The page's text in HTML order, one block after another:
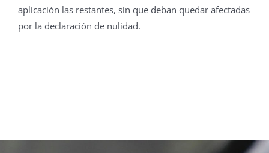
aplicación las restantes, sin que deban quedar afectadas
por la declaración de nulidad.